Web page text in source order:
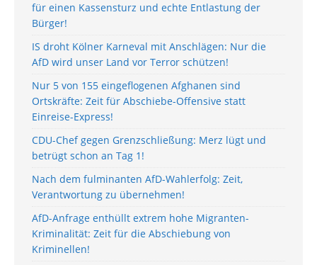
für einen Kassensturz und echte Entlastung der
Bürger!
IS droht Kölner Karneval mit Anschlägen: Nur die
AfD wird unser Land vor Terror schützen!
Nur 5 von 155 eingeflogenen Afghanen sind
Ortskräfte: Zeit für Abschiebe-Offensive statt
Einreise-Express!
CDU-Chef gegen Grenzschließung: Merz lügt und
betrügt schon an Tag 1!
Nach dem fulminanten AfD-Wahlerfolg: Zeit,
Verantwortung zu übernehmen!
AfD-Anfrage enthüllt extrem hohe Migranten-
Kriminalität: Zeit für die Abschiebung von
Kriminellen!